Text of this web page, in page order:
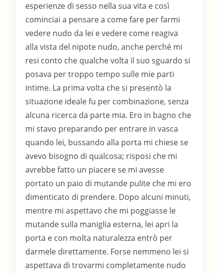
esperienze di sesso nella sua vita e così
cominciai a pensare a come fare per farmi
vedere nudo da lei e vedere come reagiva
alla vista del nipote nudo, anche perché mi
resi conto che qualche volta il suo sguardo si
posava per troppo tempo sulle mie parti
intime. La prima volta che si presentò la
situazione ideale fu per combinazione, senza
alcuna ricerca da parte mia. Ero in bagno che
mi stavo preparando per entrare in vasca
quando lei, bussando alla porta mi chiese se
avevo bisogno di qualcosa; risposi che mi
avrebbe fatto un piacere se mi avesse
portato un paio di mutande pulite che mi ero
dimenticato di prendere. Dopo alcuni minuti,
mentre mi aspettavo che mi poggiasse le
mutande sulla maniglia esterna, lei apri la
porta e con molta naturalezza entrò per
darmele direttamente. Forse nemmeno lei si
aspettava di trovarmi completamente nudo